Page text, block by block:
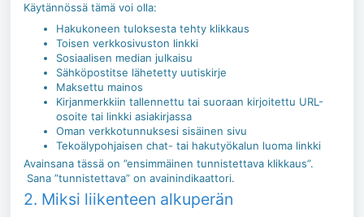
Käytännössä tämä voi olla:
Hakukoneen tuloksesta tehty klikkaus
Toisen verkkosivuston linkki
Sosiaalisen median julkaisu
Sähköpostitse lähetetty uutiskirje
Maksettu mainos
Kirjanmerkkiin tallennettu tai suoraan kirjoitettu URL-
osoite tai linkki asiakirjassa
Oman verkkotunnuksesi sisäinen sivu
Tekoälypohjaisen chat- tai hakutyökalun luoma linkki
Avainsana tässä on ”ensimmäinen tunnistettava klikkaus”.
Sana ”tunnistettava” on avainindikaattori.
2. Miksi liikenteen alkuperän